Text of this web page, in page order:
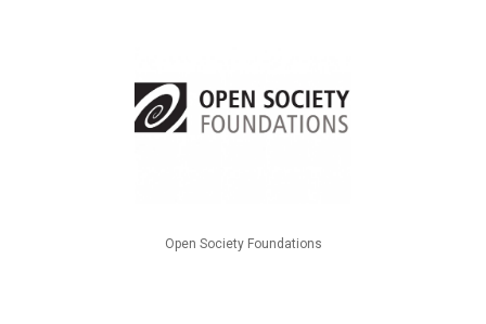
Open Society Foundations